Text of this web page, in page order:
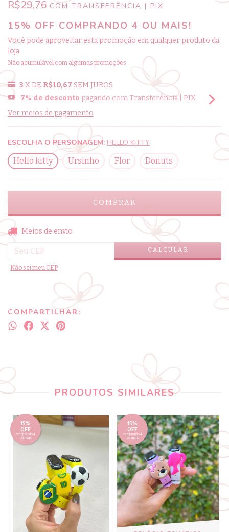
R$29,76 COM TRANSFERÊNCIA | PIX
15% OFF COMPRANDO 4 OU MAIS!
Você pode aproveitar esta promoção em qualquer produto da
loja.
Não acumulável com algumas promoções
3 X DE R$10,67 SEM JUROS
7% de desconto pagando com Transferência | PIX
Ver meios de pagamento
ESCOLHA O PERSONAGEM: HELLO KITTY
Hello kitty
Ursinho Flor Donuts
Entregas para o CEP: ALTERAR CEP
Meios de envio
CALCULAR
Não sei meu CEP
COMPARTILHAR:
PRODUTOS SIMILARES
15%
OFF
comprando 4
ou mais
15%
OFF
comprando 4
ou mais